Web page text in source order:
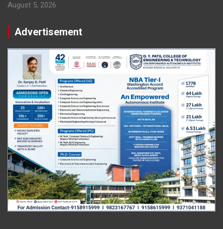
August 5, 2026
Advertisement